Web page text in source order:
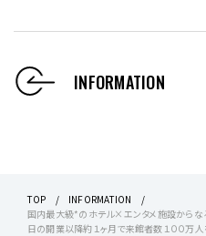
INFORMATION
TOP
INFORMATION
国内最大級*のホテル×エンタメ施設からな
日の開業以降約１ヶ月で来館者数１００万人